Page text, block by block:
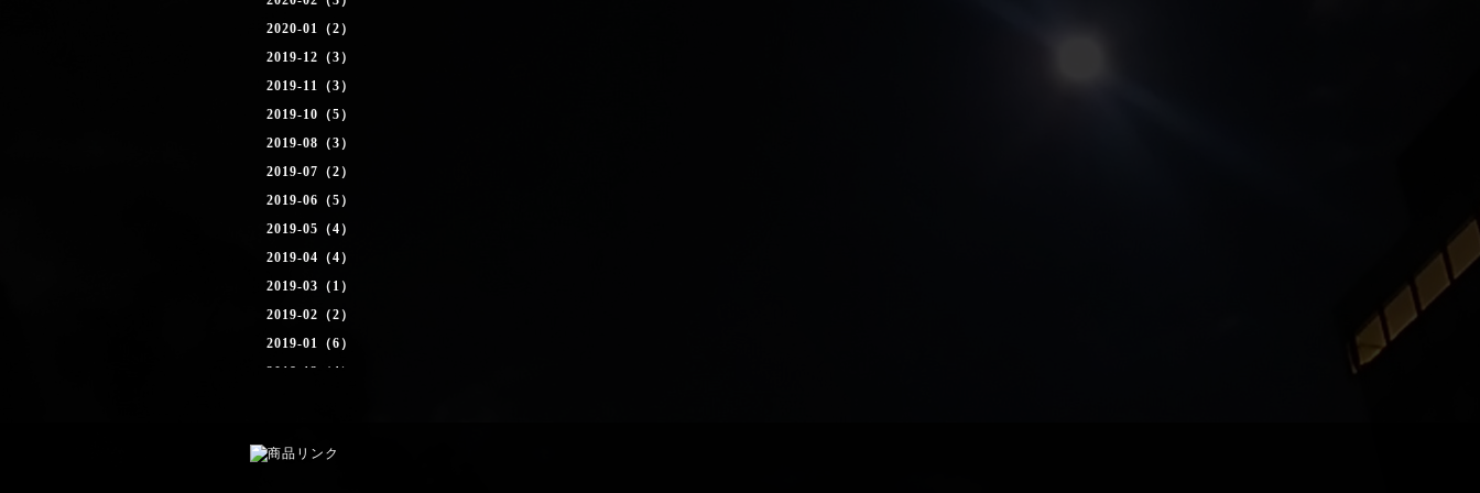
2020-01（2）
2019-12（3）
2019-11（3）
2019-10（5）
2019-08（3）
2019-07（2）
2019-06（5）
2019-05（4）
2019-04（4）
2019-03（1）
2019-02（2）
2019-01（6）
2018-12（4）
2018-09（1）